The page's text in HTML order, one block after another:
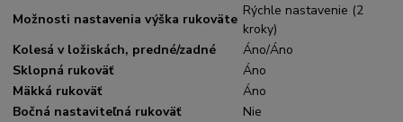
Možnosti nastavenia výška rukoväte
Rýchle nastavenie (2
kroky)
Kolesá v ložiskách, predné/zadné
Áno/Áno
Sklopná rukoväť
Áno
Mäkká rukoväť
Áno
Bočná nastaviteľná rukoväť
Nie